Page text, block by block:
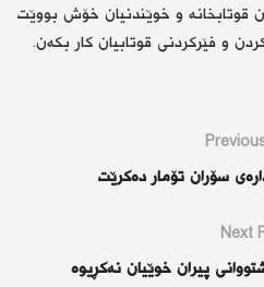
قوتابخانە و خوێندنیان خۆش بووێت
و فێركردنی قوتابیان كار بكەن.
سۆران تۆمار دەكرێت
Next